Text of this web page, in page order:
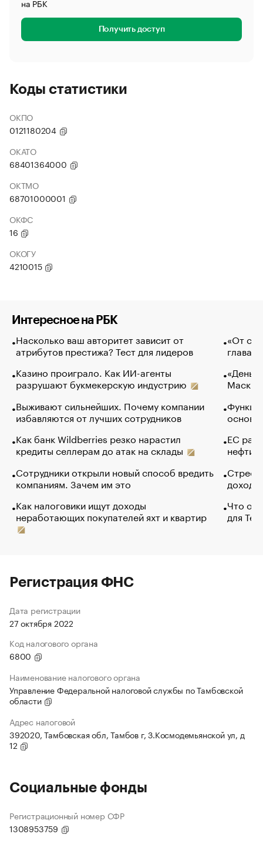
на РБК
Получить доступ
Коды статистики
ОКПО
0121180204
ОКАТО
68401364000
ОКТМО
68701000001
ОКФС
16
ОКОГУ
4210015
Интересное на РБК
Насколько ваш авторитет зависит от
атрибутов престижа? Тест для лидеров
Казино проиграло. Как ИИ-агенты
разрушают букмекерскую индустрию
Выживают сильнейших. Почему компании
избавляются от лучших сотрудников
Как банк Wildberries резко нарастил
кредиты селлерам до атак на склады
Сотрудники открыли новый способ вредить
компаниям. Зачем им это
Как налоговики ищут доходы
неработающих покупателей яхт и квартир
«От
глава
Маск в
основ
ЕС
нефти
Что
для
Регистрация ФНС
Дата регистрации
27 октября 2022
Код налогового органа
6800
Наименование налогового органа
Управление Федеральной налоговой службы по Тамбовской
области
Адрес налоговой
392020, Тамбовская обл, Тамбов г, З.Космодемьянской ул, д
12
Социальные фонды
Регистрационный номер СФР
1308953759